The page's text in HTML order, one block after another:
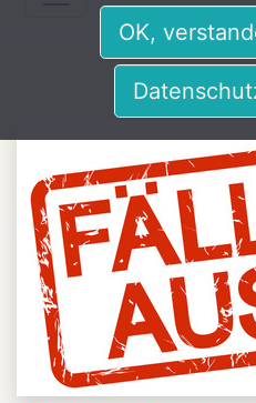
OK,